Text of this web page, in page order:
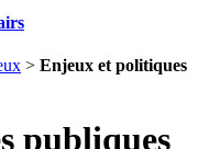
> Enjeux et politiques
publiques